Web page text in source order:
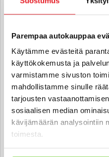
Parempaa autokauppaa
Käytämme evästeitä
käyttökokemusta ja
varmistamme sivuston
mahdollistamme sinulle
tarjousten
sosiaalisen median
kävijämäärän analysointiin
toimesta.
040 711
Milad Amiri
Automyyjä
milad.amiri
040 711